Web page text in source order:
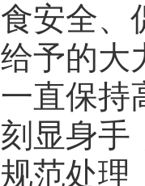
安全、
予的大
直保持
显身手
范处理